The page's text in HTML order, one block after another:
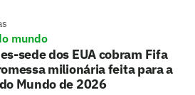
mundo
sede dos EUA cobram Fifa
milionária feita para a
Mundo de 2026